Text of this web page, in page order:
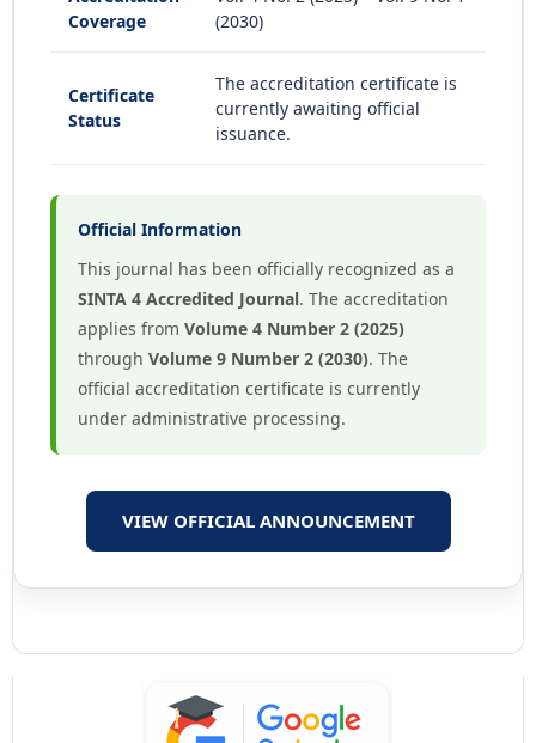
Coverage
(2030)
Certificate
Status
The accreditation certificate is
currently awaiting official
issuance.
Official Information
This journal has been officially recognized as a
SINTA 4 Accredited Journal. The accreditation
applies from Volume 4 Number 2 (2025)
through Volume 9 Number 2 (2030). The
official accreditation certificate is currently
under administrative processing.
VIEW OFFICIAL ANNOUNCEMENT